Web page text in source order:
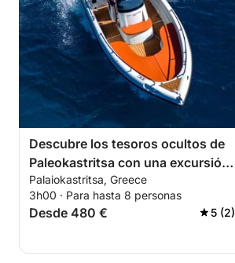
Descubre los tesoros ocultos de
Paleokastritsa con una excursión
privada en barco.
Palaiokastritsa, Greece
3h00 · Para hasta 8 personas
Desde 480 € 5 (2)